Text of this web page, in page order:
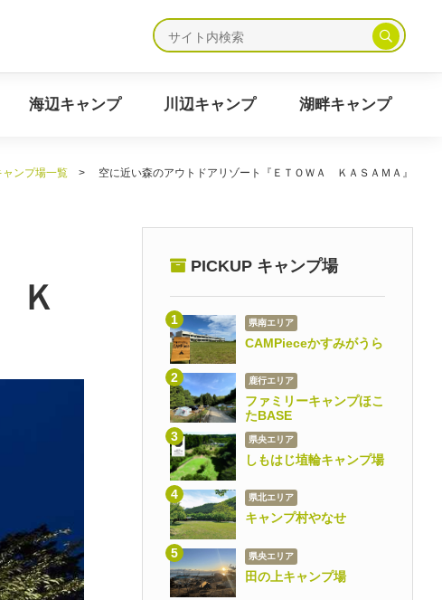
海辺キャンプ 川辺キャンプ 湖畔キャンプ
海辺キャンプ 川辺キャンプ 湖畔キャンプ
ンプ場一覧 > 空に近い森のアウトドアリゾート『ＥＴＯＷＡ ＫＡＳＡＭＡ』
Ｋ
PICKUP キャンプ場
県南エリア
CAMPieceかすみがうら
鹿行エリア
ファミリーキャンプほこ
たBASE
県央エリア
しもはじ埴輪キャンプ場
県北エリア
キャンプ村やなせ
県央エリア
田の上キャンプ場